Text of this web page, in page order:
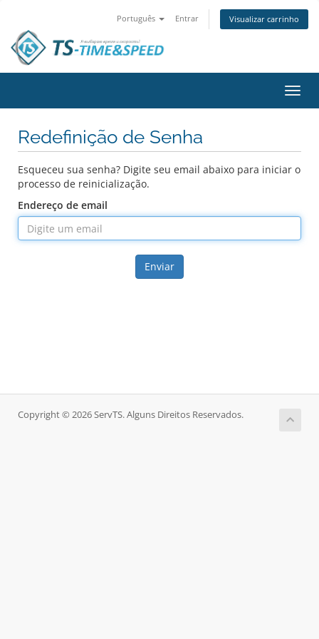
Português Entrar Visualizar carrinho
Redefinição de Senha
Esqueceu sua senha? Digite seu email abaixo para iniciar o
processo de reinicialização.
Endereço de email
Enviar
Copyright © 2026 ServTS. Alguns Direitos Reservados.